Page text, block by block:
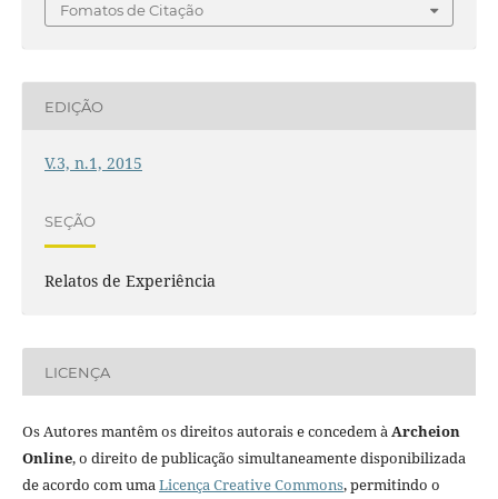
Fomatos de Citação
EDIÇÃO
V.3, n.1, 2015
SEÇÃO
Relatos de Experiência
LICENÇA
Os Autores mantêm os direitos autorais e concedem àArcheion
Online, o direito de publicação simultaneamente disponibilizada
de acordo com umaLicença Creative Commons, permitindo o